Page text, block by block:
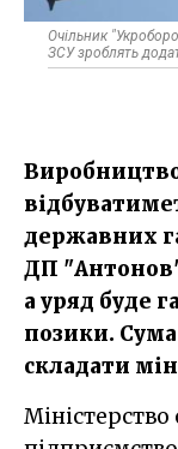
Очільник
ЗСУ зроблять
державних
ДП
а уряд буде
позики.
складати
Міністерство оборони та державне